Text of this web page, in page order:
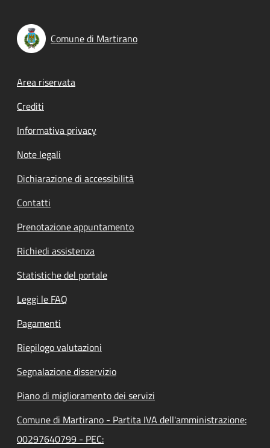
Comune di Martirano
Footer menu
Area riservata
Crediti
Informativa privacy
Note legali
Dichiarazione di accessibilità
Contatti
Prenotazione appuntamento
Richiedi assistenza
Statistiche del portale
Leggi le FAQ
Pagamenti
Riepilogo valutazioni
Segnalazione disservizio
Piano di miglioramento dei servizi
Comune di Martirano - Partita IVA dell'amministrazione:
00297640799 - PEC: